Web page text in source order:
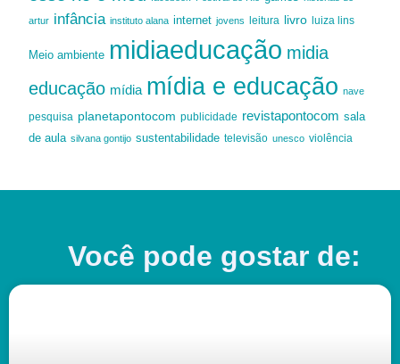
artur infância instituto alana internet jovens leitura livro luiza lins
Meio ambiente midiaeducação midia
educação mídia mídia e educação nave
pesquisa planetapontocom publicidade revistapontocom sala
de aula silvana gontijo sustentabilidade televisão unesco violência
Você pode gostar de: